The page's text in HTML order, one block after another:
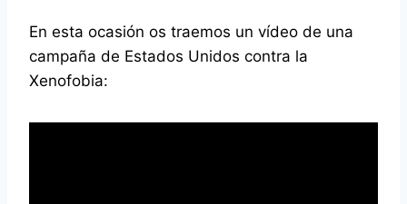
En esta ocasión os traemos un vídeo de una
campaña de Estados Unidos contra la
Xenofobia: